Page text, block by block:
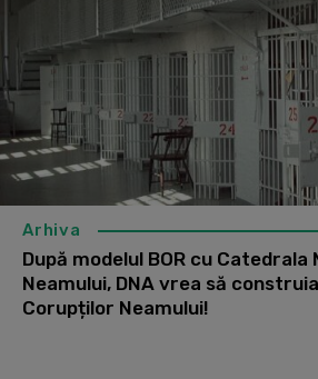
Arhiva
După modelul BOR cu Catedrala
Neamului, DNA vrea să
Corupților Neamului!